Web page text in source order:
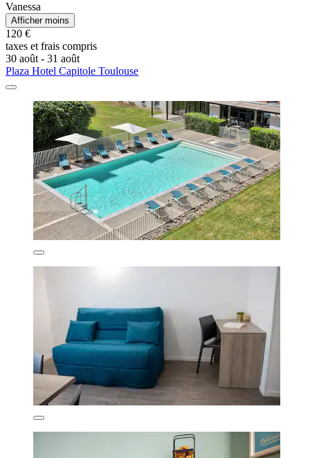
Vanessa
Afficher moins
120 €
taxes et frais compris
30 août - 31 août
Plaza Hotel Capitole Toulouse